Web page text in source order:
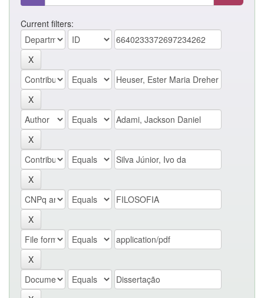
Current filters: